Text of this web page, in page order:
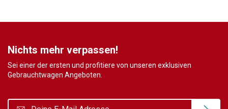
Nichts mehr verpassen!
Sei einer der ersten und profitiere von unseren exklusiven
Gebrauchtwagen Angeboten.